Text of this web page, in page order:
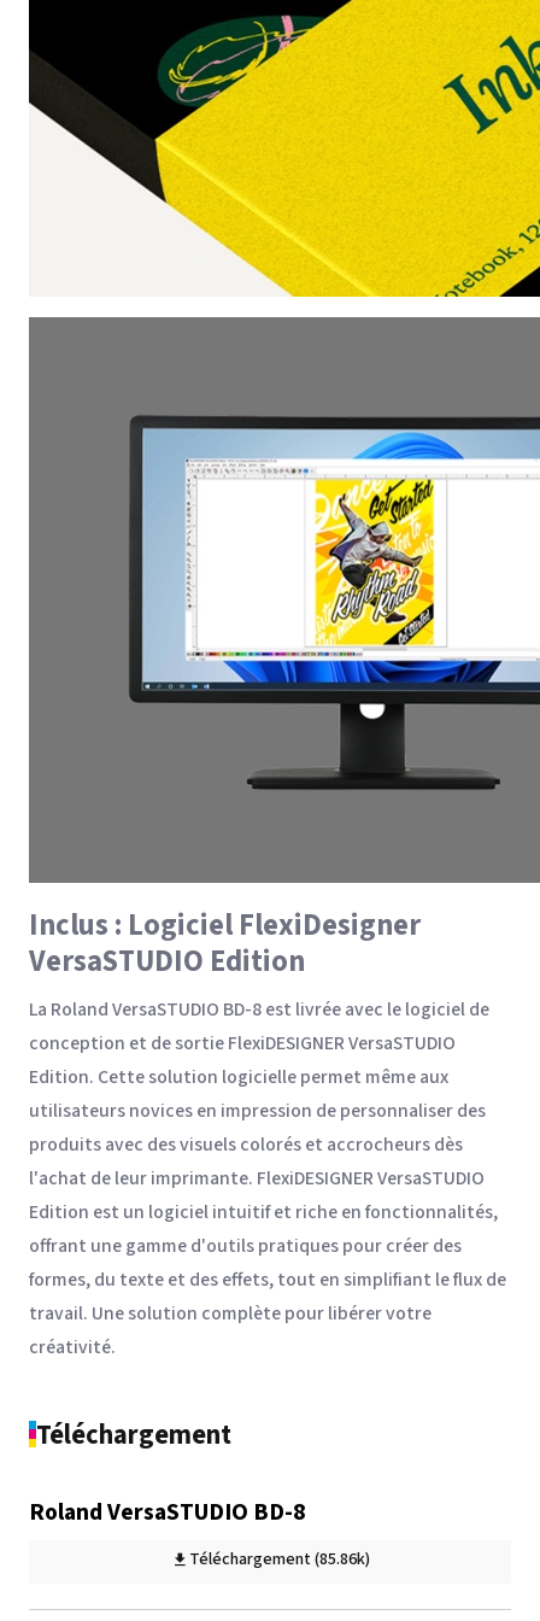
Inclus : Logiciel FlexiDesigner
VersaSTUDIO Edition
La Roland VersaSTUDIO BD-8 est livrée avec le logiciel de
conception et de sortie FlexiDESIGNER VersaSTUDIO
Edition. Cette solution logicielle permet même aux
utilisateurs novices en impression de personnaliser des
produits avec des visuels colorés et accrocheurs dès
l'achat de leur imprimante. FlexiDESIGNER VersaSTUDIO
Edition est un logiciel intuitif et riche en fonctionnalités,
offrant une gamme d'outils pratiques pour créer des
formes, du texte et des effets, tout en simplifiant le flux de
travail. Une solution complète pour libérer votre
créativité.
Téléchargement
Roland VersaSTUDIO BD-8
Téléchargement (85.86k)